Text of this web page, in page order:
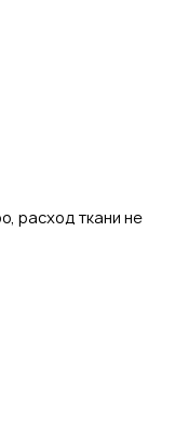
расход ткани не